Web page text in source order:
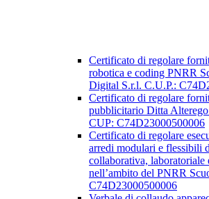
Certificato di regolare
robotica e coding PNRR
Digital S.r.l. C.U.P.:
Certificato di regolare
pubblicitario Ditta
CUP: C74D23000500006
Certificato di regolare
arredi modulari e flessibili
collaborativa, laboratoriale
nell’ambito del PNRR
C74D23000500006